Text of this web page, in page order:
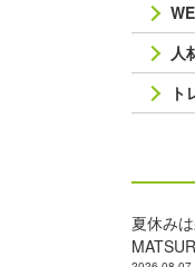
人
ト
夏休み